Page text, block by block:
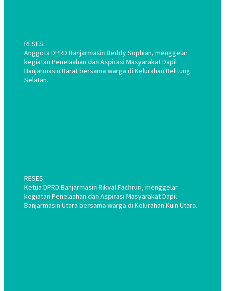
RESES:
Anggota DPRD Banjarmasin Deddy Sophian, menggelar
kegiatan Penelaahan dan Aspirasi Masyarakat Dapil
Banjarmasin Barat bersama warga di Kelurahan Belitung
Selatan.
RESES:
Ketua DPRD Banjarmasin Rikval Fachruri, menggelar
kegiatan Penelaahan dan Aspirasi Masyarakat Dapil
Banjarmasin Utara bersama warga di Kelurahan Kuin Utara.